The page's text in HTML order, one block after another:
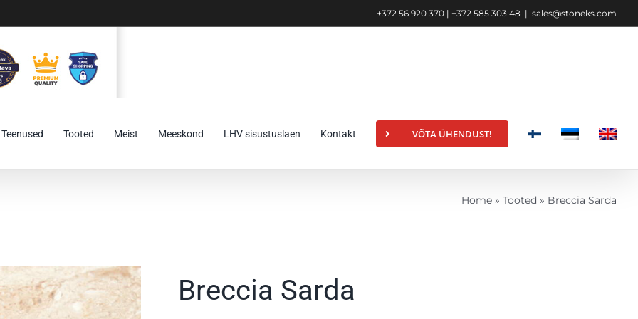
+372 56 920 370 | +372 585 303 48 | sales@stoneks.com
Teenused Tooted Meist Meeskond LHV sisustuslaen Kontakt VÕTA ÜHENDUST!
Home »Tooted » Breccia Sarda
Breccia Sarda